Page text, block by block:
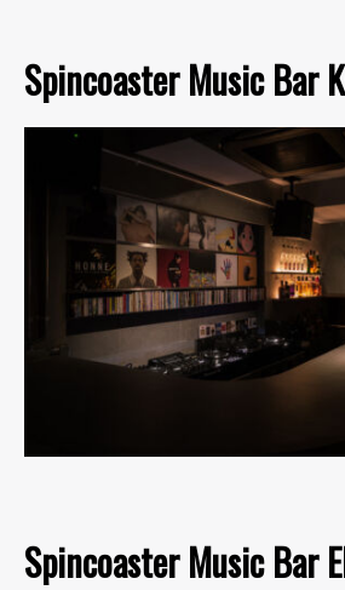
Spincoaster Music Bar
Spincoaster Music Bar